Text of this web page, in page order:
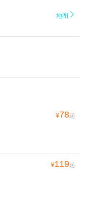
地图 
¥78起
¥119起